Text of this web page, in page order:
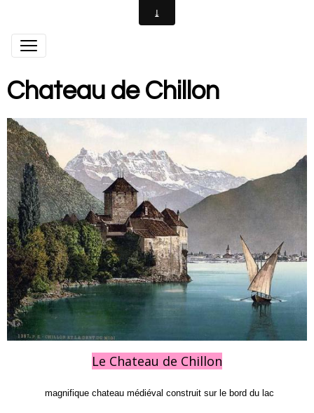
Chateau de Chillon
Le Chateau de Chillon
magnifique chateau médiéval construit sur le bord du lac